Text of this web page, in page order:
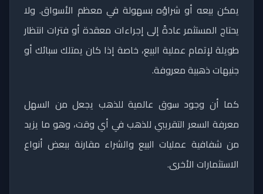
يمكن بيعه أو شراؤه بسهولة في معظم الأسواق. ولا
يحتاج المستثمر عادةً إلى إجراءات معقدة أو فترات انتظار
طويلة لإتمام عملية البيع، خاصة إذا كان يمتلك سبائك أو
جنيهات ذهبية معروفة.
كما أن وجود سوق عالمية للذهب يجعل من السهل
معرفة السعر التقريبي للذهب في أي وقت، وهو ما يزيد
من شفافية عمليات البيع والشراء مقارنة ببعض أنواع
الاستثمارات الأخرى.